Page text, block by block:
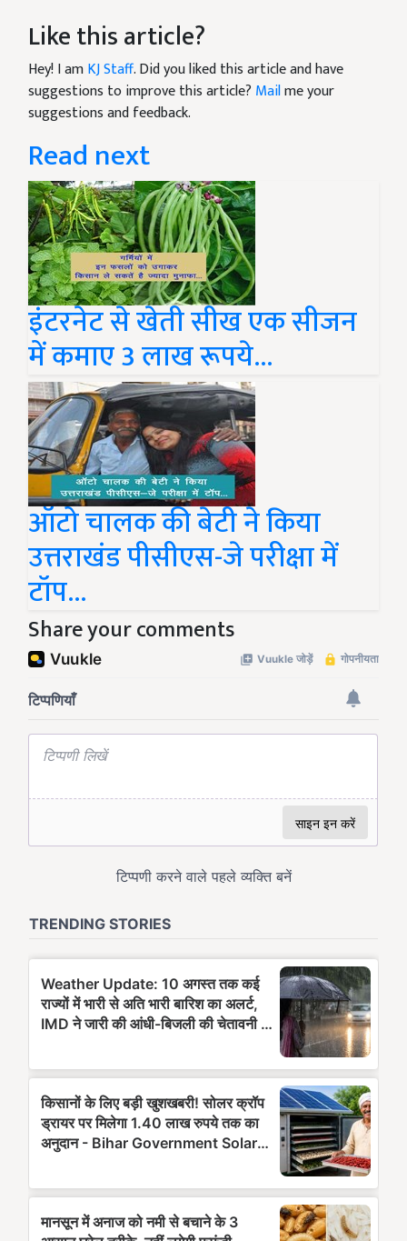
Like this article?
Hey! I amKJ Staff. Did you liked this article and have
suggestions to improve this article? Mailme your
suggestions and feedback.
Read next
इंटरनेट से खेती सीख एक सीजन
में कमाए 3 लाख रूपये...
ऑटो चालक की बेटी ने किया
उत्तराखंड पीसीएस-जे परीक्षा में
टॉप...
Share your comments